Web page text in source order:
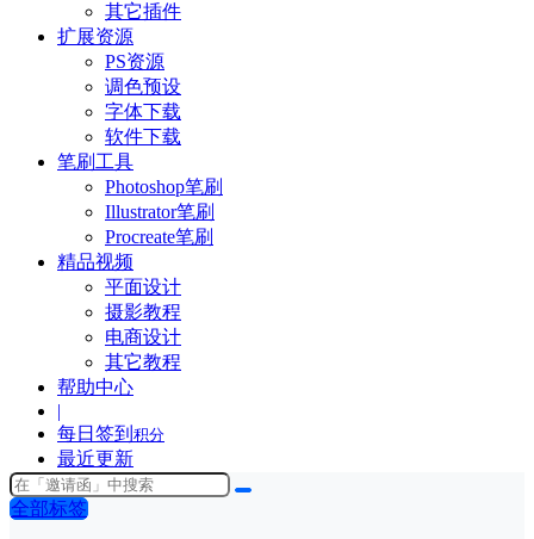
其它插件
扩展资源
PS资源
调色预设
字体下载
软件下载
笔刷工具
Photoshop笔刷
Illustrator笔刷
Procreate笔刷
精品视频
平面设计
摄影教程
电商设计
其它教程
帮助中心
|
每日签到 积分
最近更新
全部标签